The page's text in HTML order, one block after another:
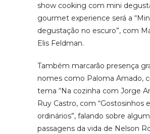
show cooking com mini
gourmet experience será a
degustação no escuro”, com
Elis Feldman.
Também marcarão presença
nomes como Paloma Amado,
tema “Na cozinha com Jorge
Ruy Castro, com “Gostosinhos
ordinários”, falando sobre
passagens da vida de Nelson